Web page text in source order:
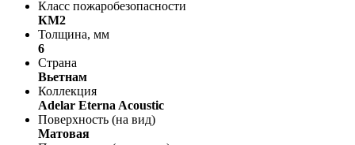
Класс пожаробезопасности
КМ2
Толщина, мм
6
Страна
Вьетнам
Коллекция
Adelar Eterna Acoustic
Поверхность (на вид)
Матовая